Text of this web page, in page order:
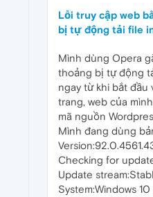
Lỗi truy cập web
bị tự động tải file
Mình dùng Opera
thoảng bị tự động
ngay từ khi bắt đầu
trang, web của mình
mã nguồn
Mình đang dùng
Checking for
Update
System:Windows